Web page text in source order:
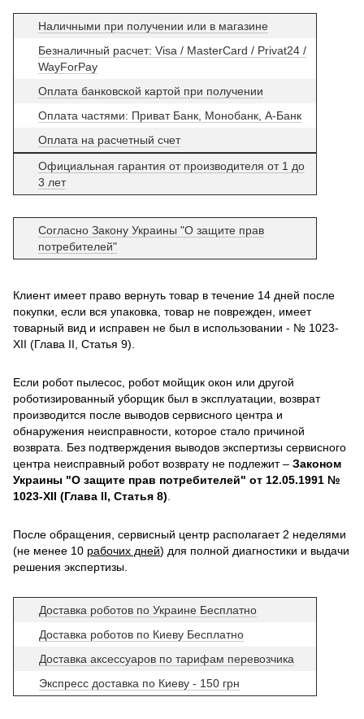
Наличными при получении или в магазине
Безналичный расчет: Visa / MasterCard / Privat24 /
WayForPay
Оплата банковской картой при получении
Оплата частями: Приват Банк, Монобанк, А-Банк
Оплата на расчетный счет
Официальная гарантия от производителя от 1 до
3 лет
Согласно Закону Украины "О защите прав
потребителей"
Клиент имеет право вернуть товар в течение 14 дней после
покупки, если вся упаковка, товар не поврежден, имеет
товарный вид и исправен не был в использовании - № 1023-
XII (Глава II, Статья 9).
Если робот пылесос, робот мойщик окон или другой
роботизированный уборщик был в эксплуатации, возврат
производится после выводов сервисного центра и
обнаружения неисправности, которое стало причиной
возврата. Без подтверждения выводов экспертизы сервисного
центра неисправный робот возврату не подлежит – Законом
Украины "О защите прав потребителей" от 12.05.1991 №
1023-XII (Глава II, Статья 8)
После обращения, сервисный центр располагает 2 неделями
(не менее 10 рабочих дней) для полной диагностики и выдачи
решения экспертизы.
Доставка роботов по Украине Бесплатно
Доставка роботов по Киеву Бесплатно
Доставка аксессуаров по тарифам перевозчика
Экспресс доставка по Киеву - 150 грн